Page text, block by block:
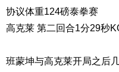
协议体重124磅泰拳赛
高克莱 第二回合1分29秒
班蒙坤与高克莱开局之后